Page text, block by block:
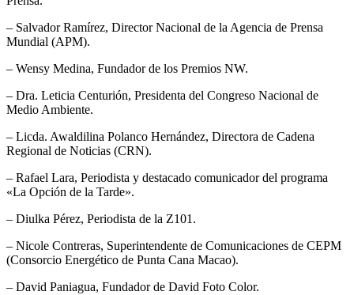
– Salvador Ramírez, Director Nacional de la Agencia de Prensa
Mundial (APM).
– Wensy Medina, Fundador de los Premios NW.
– Dra. Leticia Centurión, Presidenta del Congreso Nacional de
Medio Ambiente.
– Licda. Awaldilina Polanco Hernández, Directora de Cadena
Regional de Noticias (CRN).
– Rafael Lara, Periodista y destacado comunicador del programa
«La Opción de la Tarde».
– Diulka Pérez, Periodista de la Z101.
– Nicole Contreras, Superintendente de Comunicaciones de CEPM
(Consorcio Energético de Punta Cana Macao).
– David Paniagua, Fundador de David Foto Color.